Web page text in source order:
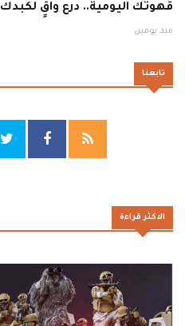
قهوتك اليومية.. درع واقٍ لكبدك
منذ يومين
تابعنا
الاكثر قراءة